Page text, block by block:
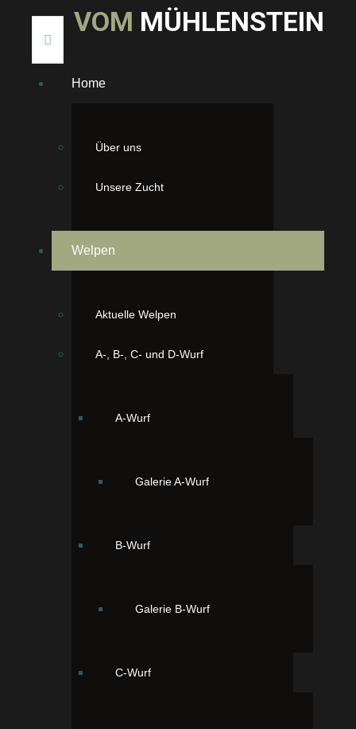
VOM MÜHLENSTEIN
Home
Über uns
Unsere Zucht
Welpen
Aktuelle Welpen
A-, B-, C- und D-Wurf
A-Wurf
Galerie A-Wurf
B-Wurf
Galerie B-Wurf
C-Wurf